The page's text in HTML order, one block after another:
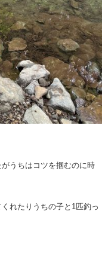
うちはコツを掴むのに時
れたりうちの子と1匹釣っ